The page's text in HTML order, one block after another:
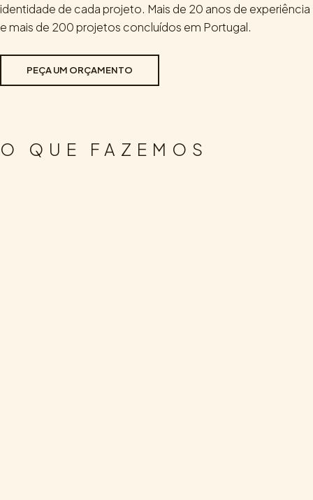
identidade de cada projeto. Mais de 20 anos de experiência
e mais de 200 projetos concluídos em Portugal.
PEÇA UM ORÇAMENTO
O QUE FAZEMOS